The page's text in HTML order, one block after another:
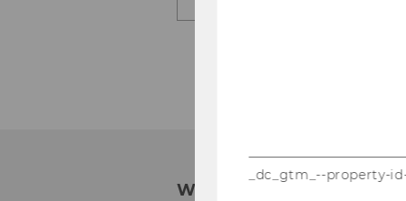
WHY WU?
_dc_gtm_--property-